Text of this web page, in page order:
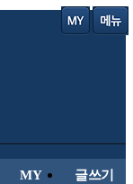
MY 글쓰기